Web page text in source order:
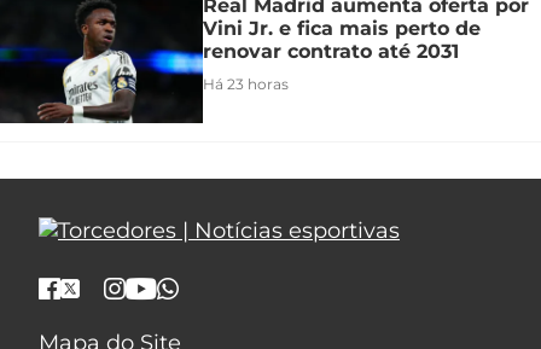
Real Madrid aumenta oferta por
Vini Jr. e fica mais perto de
renovar contrato até 2031
Há 23 horas
Mapa do Site